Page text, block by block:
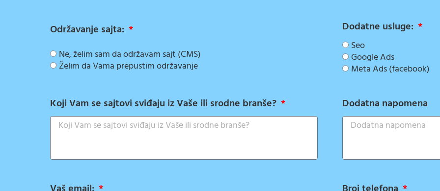
Održavanje sajta:
Ne, želim sam da održavam sajt (CMS)
Želim da Vama prepustim održavanje
Dodatne usluge:
Seo
Google Ads
Meta Ads (facebook)
Koji Vam se sajtovi sviđaju iz Vaše ili srodne branše? Dodatna napomena